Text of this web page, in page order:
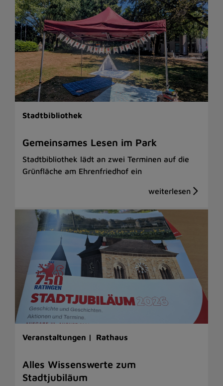
Stadtbibliothek
Gemeinsames Lesen im Park
Stadtbibliothek lädt an zwei Terminen auf die
Grünfläche am Ehrenfriedhof ein
Veranstaltungen | Rathaus
Alles Wissenswerte zum
Stadtjubiläum